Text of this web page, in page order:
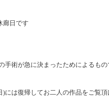
廊日です
手術が急に決まったためによるもの
)には復帰してお二人の作品をご覧